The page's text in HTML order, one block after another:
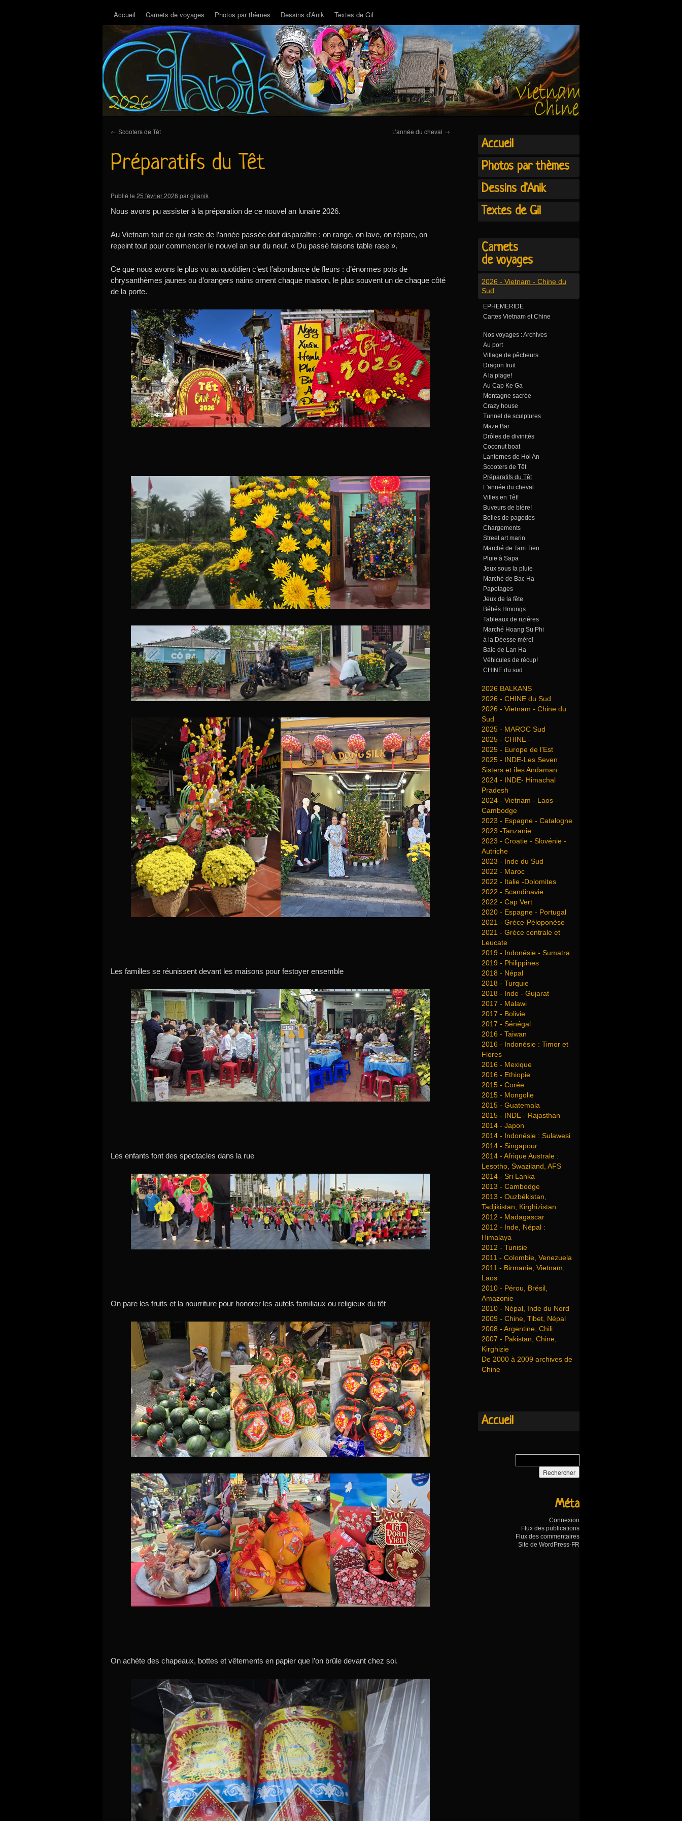
Accueil Carnets de voyages Photos par thèmes Dessins d’Anik Textes de Gil
← Scooters de Têt L’année du cheval →
Préparatifs du Têt
Publié le 25 février 2026 pargilanik
Nous avons pu assister à la préparation de ce nouvel an lunaire 2026.
Au Vietnam tout ce qui reste de l’année passée doit disparaître : on range, on lave, on répare, on
repeint tout pour commencer le nouvel an sur du neuf. « Du passé faisons table rase ».
Ce que nous avons le plus vu au quotidien c’est l’abondance de fleurs : d’énormes pots de
chrysanthèmes jaunes ou d’orangers nains ornent chaque maison, le plus souvent un de chaque côté
de la porte.
Les familles se réunissent devant les maisons pour festoyer ensemble
Les enfants font des spectacles dans la rue
On pare les fruits et la nourriture pour honorer les autels familiaux ou religieux du têt
On achète des chapeaux, bottes et vêtements en papier que l’on brûle devant chez soi.
Accueil
Photos par thèmes
Dessins d'Anik
Textes de Gil
Carnets
de voyages
2026 - Vietnam - Chine du
Sud
EPHEMERIDE
Cartes Vietnam et Chine
Nos voyages : Archives
Au port
Village de pêcheurs
Dragon fruit
A la plage!
Au Cap Ke Ga
Montagne sacrée
Crazy house
Tunnel de sculptures
Maze Bar
Drôles de divinités
Coconut boat
Lanternes de Hoi An
Scooters de Têt
Préparatifs du Têt
L'année du cheval
Villes en Têt!
Buveurs de bière!
Belles de pagodes
Chargements
Street art marin
Marché de Tam Tien
Pluie à Sapa
Jeux sous la pluie
Marché de Bac Ha
Papotages
Jeux de la fête
Bébés Hmongs
Tableaux de rizières
Marché Hoang Su Phi
à la Déesse mère!
Baie de Lan Ha
Véhicules de récup!
CHINE du sud
2026 BALKANS
2026 - CHINE du Sud
2026 - Vietnam - Chine du
Sud
2025 - MAROC Sud
2025 - CHINE -
2025 - Europe de l'Est
2025 - INDE-Les Seven
Sisters et îles Andaman
2024 - INDE- Himachal
Pradesh
2024 - Vietnam - Laos -
Cambodge
2023 - Espagne - Catalogne
2023 -Tanzanie
2023 - Croatie - Slovénie -
Autriche
2023 - Inde du Sud
2022 - Maroc
2022 - Italie -Dolomites
2022 - Scandinavie
2022 - Cap Vert
2020 - Espagne - Portugal
2021 - Grèce-Péloponèse
2021 - Grèce centrale et
Leucate
2019 - Indonésie - Sumatra
2019 - Philippines
2018 - Népal
2018 - Turquie
2018 - Inde - Gujarat
2017 - Malawi
2017 - Bolivie
2017 - Sénégal
2016 - Taiwan
2016 - Indonésie : Timor et
Flores
2016 - Mexique
2016 - Ethiopie
2015 - Corée
2015 - Mongolie
2015 - Guatemala
2015 - INDE - Rajasthan
2014 - Japon
2014 - Indonésie : Sulawesi
2014 - Singapour
2014 - Afrique Australe :
Lesotho, Swaziland, AFS
2014 - Sri Lanka
2013 - Cambodge
2013 - Ouzbékistan,
Tadjikistan, Kirghizistan
2012 - Madagascar
2012 - Inde, Népal :
Himalaya
2012 - Tunisie
2011 - Colombie, Venezuela
2011 - Birmanie, Vietnam,
Laos
2010 - Pérou, Brésil,
Amazonie
2010 - Népal, Inde du Nord
2009 - Chine, Tibet, Népal
2008 - Argentine, Chili
2007 - Pakistan, Chine,
Kirghizie
De 2000 à 2009 archives de
Chine
Accueil
Méta
Connexion
Flux des publications
Flux des commentaires
Site de WordPress-FR